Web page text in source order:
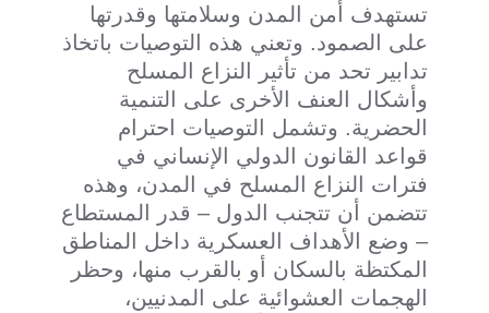
تستهدف أمن المدن وسلامتها وقدرتها
على الصمود. وتعني هذه التوصيات باتخاذ
تدابير تحد من تأثير النزاع المسلح
وأشكال العنف الأخرى على التنمية
الحضرية. وتشمل التوصيات احترام
قواعد القانون الدولي الإنساني في
فترات النزاع المسلح في المدن، وهذه
تتضمن أن تتجنب الدول – قدر المستطاع
– وضع الأهداف العسكرية داخل المناطق
المكتظة بالسكان أو بالقرب منها، وحظر
الهجمات العشوائية على المدنيين،